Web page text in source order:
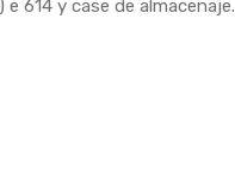
614 y case de almacenaje.